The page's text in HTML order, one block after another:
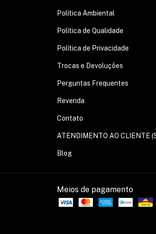
Política Ambiental
Política de Qualidade
Política de Privacidade
Trocas e Devoluções
Perguntas Frequentes
Revenda
Contato
ATENDIMENTO AO CLIENTE
Blog
Meios de pagamento